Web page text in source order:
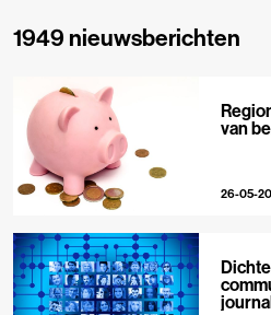
1949 nieuwsberichten
van
26-05-